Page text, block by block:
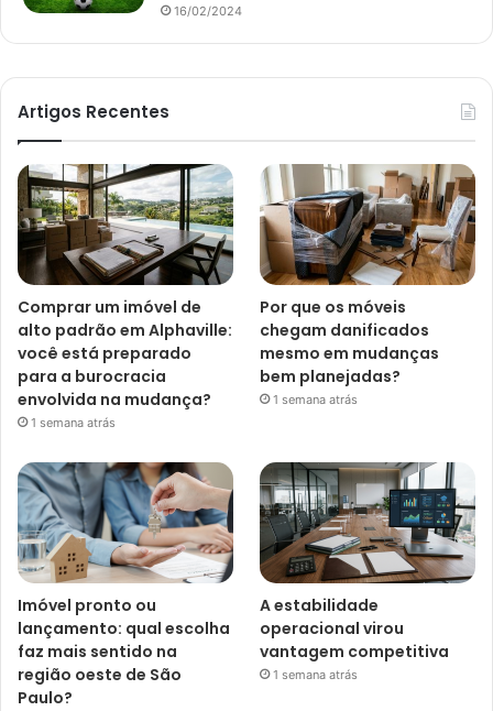
16/02/2024
Artigos Recentes
Comprar um imóvel de
alto padrão em Alphaville:
você está preparado
para a burocracia
envolvida na mudança?
1 semana atrás
Por que os móveis
chegam danificados
mesmo em mudanças
bem planejadas?
1 semana atrás
Imóvel pronto ou
lançamento: qual escolha
faz mais sentido na
região oeste de São
Paulo?
A estabilidade
operacional virou
vantagem competitiva
1 semana atrás